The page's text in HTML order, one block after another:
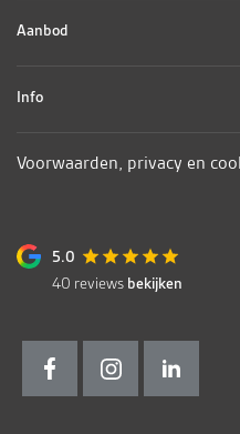
Aanbod
Info
5.0
40 reviews bekijken
Voorwaarden, privacy en